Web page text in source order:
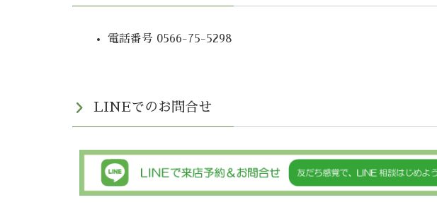
電話番号 0566-75-5298
LINEでのお問合せ